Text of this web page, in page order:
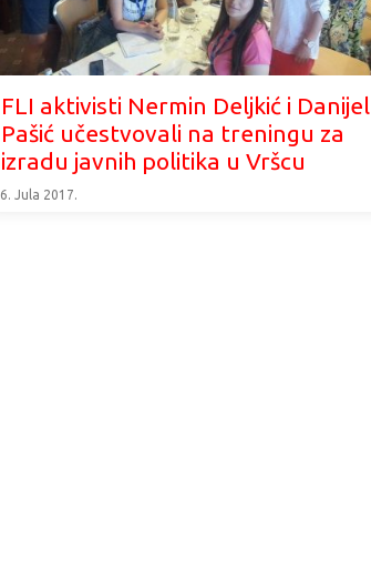
FLI aktivisti Nermin Deljkić i Danijel
Pašić učestvovali na treningu za
izradu javnih politika u Vršcu
6. Jula 2017.